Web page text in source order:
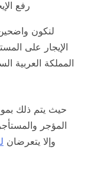
رفع
لنكون
الإيجار على
المملكة العربية
حيث يتم ذلك
المؤجر
وإلا يتعرضان